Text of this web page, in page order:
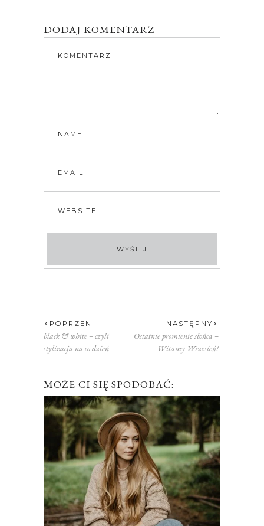
DODAJ KOMENTARZ
POPRZENI
black & white – czyli
stylizacja na co dzień
NASTĘPNY
Ostatnie promienie słońca –
Witamy Wrzesień!
MOŻE CI SIĘ SPODOBAĆ: